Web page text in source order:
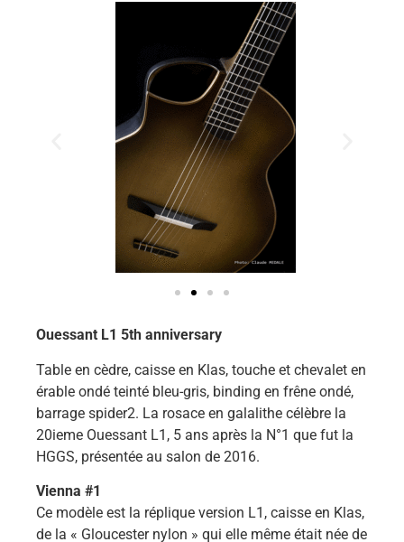
Ouessant L1 5th anniversary
Table en cèdre, caisse en Klas, touche et chevalet en
érable ondé teinté bleu-gris, binding en frêne ondé,
barrage spider2. La rosace en galalithe célèbre la
20ieme Ouessant L1, 5 ans après la N°1 que fut la
HGGS, présentée au salon de 2016.
Vienna #1
Ce modèle est la réplique version L1, caisse en Klas,
de la « Gloucester nylon » qui elle même était née de